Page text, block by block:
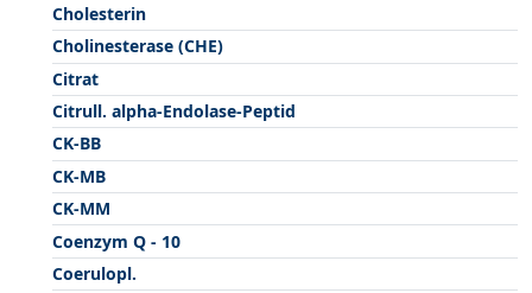
Cholesterin
Cholinesterase (CHE)
Citrat
Citrull. alpha-Endolase-Peptid
CK-BB
CK-MB
CK-MM
Coenzym Q - 10
Coerulopl.